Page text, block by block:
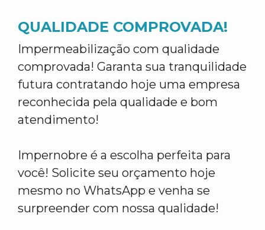
QUALIDADE COMPROVADA!
Impermeabilização com qualidade
comprovada! Garanta sua tranquilidade
futura contratando hoje uma empresa
reconhecida pela qualidade e bom
atendimento!
Impernobre é a escolha perfeita para
você! Solicite seu orçamento hoje
mesmo no WhatsApp e venha se
surpreender com nossa qualidade!